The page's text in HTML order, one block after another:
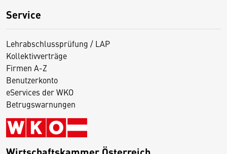
Service
Lehrabschlussprüfung / LAP
Kollektivverträge
Firmen A-Z
Benutzerkonto
eServices der WKO
Betrugswarnungen